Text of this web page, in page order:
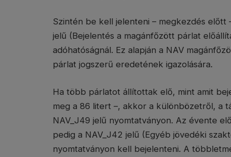
Szintén be kell jelenteni – megkezdés előtt
jelű (Bejelentés a magánfőzött párlat
adóhatóságnál. Ez alapján a NAV
párlat jogszerű eredetének igazolására.
Ha több párlatot állítottak elő, mint amit
meg a 86 litert –, akkor a különbözetről, a
NAV_J49 jelű nyomtatványon. Az évente
pedig a NAV_J42 jelű (Egyéb jövedéki
nyomtatványon kell bejelenteni. A